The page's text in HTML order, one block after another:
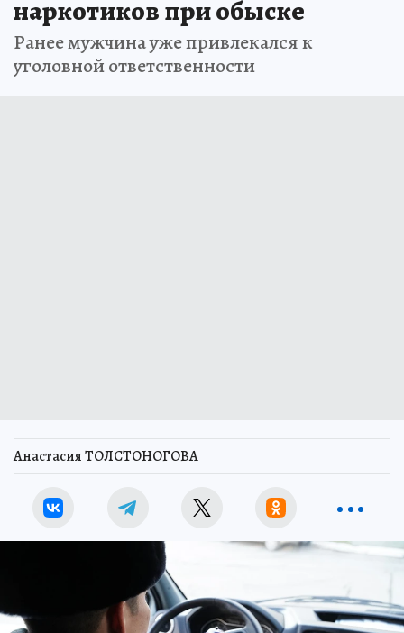
наркотиков при обыске
Ранее мужчина уже привлекался к
уголовной ответственности
Анастасия ТОЛСТОНОГОВА